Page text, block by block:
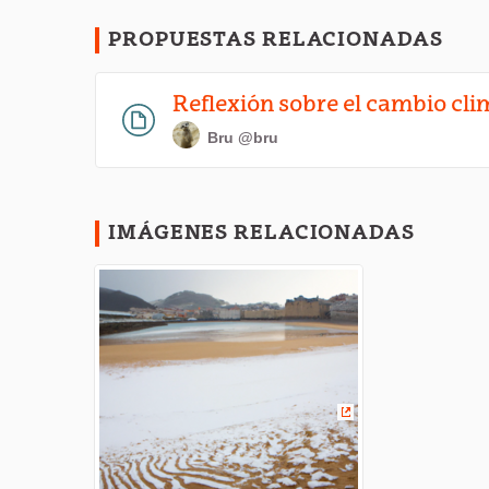
PROPUESTAS RELACIONADAS
Reflexión sobre el cambio
Bru @bru
IMÁGENES RELACIONADAS
(Enlace externo)